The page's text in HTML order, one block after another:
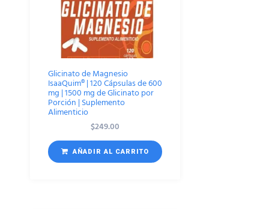
Glicinato de Magnesio
IsaaQuim® | 120 Cápsulas de 600
mg | 1500 mg de Glicinato por
Porción | Suplemento
Alimenticio
$249.00
AÑADIR AL CARRITO